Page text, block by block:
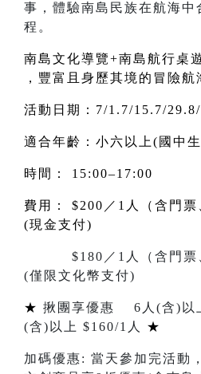
事，體驗南島民族在航海中
程。
南島文化導覽+南島航行桌
，豐富且身歷其境的冒險航
活動日期：7/1.7/15.7/
適合年齡：小六以上(國中
時間： 15:00–17:00
費用： $200／1人（含門
(現金支付)
$180／1人（含門
(僅限文化幣支付)
★ 揪團享優惠 6 人 (含) 以
(含) 以上 $160/1 人 ★
加碼優惠: 當天參加完活動